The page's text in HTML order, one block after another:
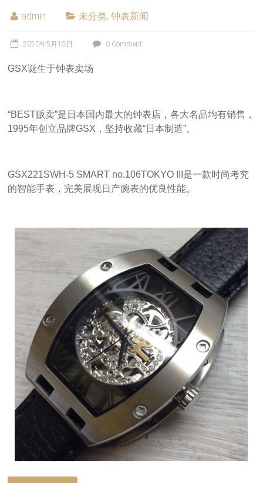
admin 未分类,钟表新闻
2020年5月13日 0 Comment
GSX诞生于钟表卖场
“BEST贩卖”是日本国内最大的钟表店，各大名品均有销售，
1995年创立品牌GSX，坚持收藏“日本制造”。
GSX221SWH-5 SMART no.106TOKYO III是一款时尚考究
的智能手表，完美展现日产腕表的优良性能。